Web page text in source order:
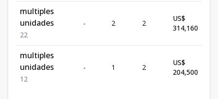
multiples
unidades
22
- 2 2
US$
314,160
multiples
unidades
1 2
- 1 2
US$
204,500